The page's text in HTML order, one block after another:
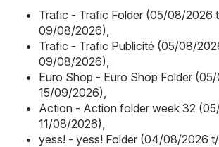
Trafic - Trafic Folder (05/08/2026
09/08/2026)
Trafic - Trafic Publicité (05/08/
09/08/2026)
Euro Shop - Euro Shop Folder
15/09/2026)
Action - Action folder week 32
11/08/2026)
yess! - yess! Folder (04/08/2026